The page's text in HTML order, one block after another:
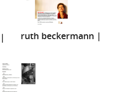
ruth beckermann |